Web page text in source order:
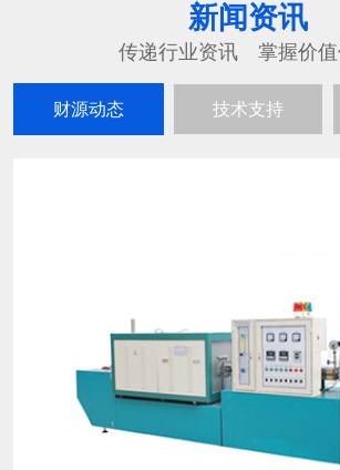
新闻资讯
传递行业资讯 掌握价值
财源动态 技术支持